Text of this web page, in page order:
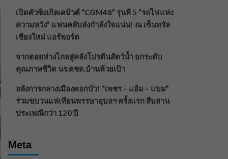
เปิดตัวซิงเกิลเดบิวต์ “CGM48” รุ่นที่ 5 “รถไฟแห่ง
ความหวัง” แฟนคลับส่งกำลังใจแน่น! ณ เซ็นทรัล
เชียงใหม่ แอร์พอร์ต
จากดอยห่างไกลสู่คลังโปรตีนสัตว์น้ำ ยกระดับ
คุณภาพชีวิต นร.ตชด.บ้านห้วยเป้า
อลังการกลางเมืองดอกบัว! “เพชร – แอ้ม – แบม”
ร่วมขบวนแห่เทียนพรรษาอุบลฯ ครั้งแรก สืบสาน
ประเพณีกว่า 120 ปี
Meta